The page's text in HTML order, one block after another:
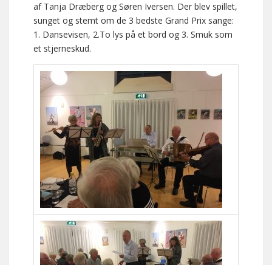
af Tanja Dræberg og Søren Iversen. Der blev spillet,
sunget og stemt om de 3 bedste Grand Prix sange:
1. Dansevisen, 2.To lys på et bord og 3. Smuk som
et stjerneskud.